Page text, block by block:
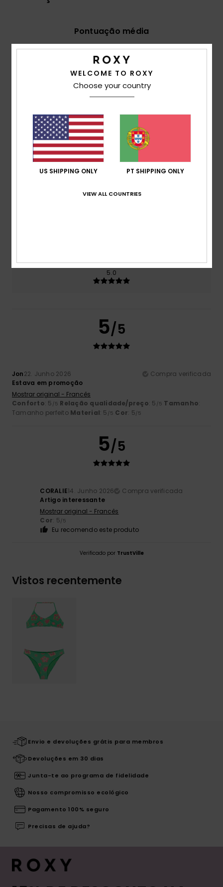
Pontuação média
5.0/5
2 avaliações verificadas
2026
produto
Conforto
5.0
Cor
5.0
5/5
Jon22. Junho 2026
Compra verificada
Estava em promoção
Mostrar original - Francês
Conforto: 5 /5 Relação qualidade/preço: 5 /5 Tamanho:
Tamanho perfeito Material: 5 /5 Cor: 5/5
5/5
CORALIE14. Junho 2026
Compra verificada
Artigo interessante
Mostrar original - Francês
Cor: 5/5
Eu recomendo este produto
Verificado por TrustVille
Vistos recentemente
Envio e devoluções grátis para membros
Devoluções em 30 dias
Junta-te ao programa de fidelidade
Nosso compromisso ecológico
Pagamento 100% seguro
Precisas de ajuda?
WELCOME TO ROXY
Choose your country
US SHIPPING ONLY PT SHIPPING ONLY
VIEW ALL COUNTRIES